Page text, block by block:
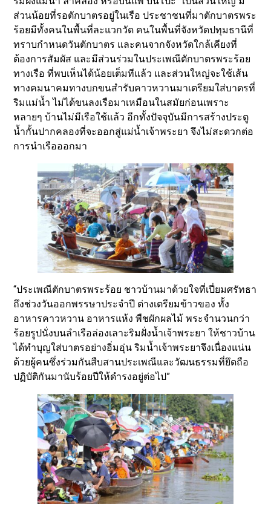
ส่วนน้อยที่รอตักบาตรอยู่ในเรือ ประชาชนที่มาตักบาตรพระ
ร้อยมีทั้งคนในพื้นที่ละแวกวัด คนในพื้นที่จังหวัดปทุมธานีที่
ทราบกำหนดวันตักบาตร และคนจากจังหวัดใกล้เคียงที่
ต้องการสัมผัส และมีส่วนร่วมในประเพณีตักบาตรพระร้อย
ทางเรือ ที่พบเห็นได้น้อยเต็มทีแล้ว และส่วนใหญ่จะใช้เส้น
ทางคมนาคมทางบกขนสำรับคาวหวานมาเตรียมใส่บาตรที่
ริมแม่น้ำ ไม่ได้ขนลงเรือมาเหมือนในสมัยก่อนเพราะ
หลายๆ บ้านไม่มีเรือใช้แล้ว อีกทั้งปัจจุบันมีการสร้างประตู
น้ำกั้นปากคลองที่จะออกสู่แม่น้ำเจ้าพระยา จึงไม่สะดวกต่อ
การนำเรือออกมา
“ประเพณีตักบาตรพระร้อย ชาวบ้านมาด้วยใจที่เปี่ยมศรัทธา
ถึงช่วงวันออกพรรษาประจำปี ต่างเตรียมข้าวของ ทั้ง
อาหารคาวหวาน อาหารแห้ง พืชผักผลไม้ พระจำนวนกว่า
ร้อยรูปนั่งบนลำเรือล่องเลาะริมฝั่งน้ำเจ้าพระยา ให้ชาวบ้าน
ได้ทำบุญใส่บาตรอย่างอิ่มอุ่น ริมน้ำเจ้าพระยาจึงเนื่องแน่น
ด้วยผู้คนซึ่งร่วมกันสืบสานประเพณีและวัฒนธรรมที่ยึดถือ
ปฏิบัติกันมานับร้อยปีให้ดำรงอยู่ต่อไป”